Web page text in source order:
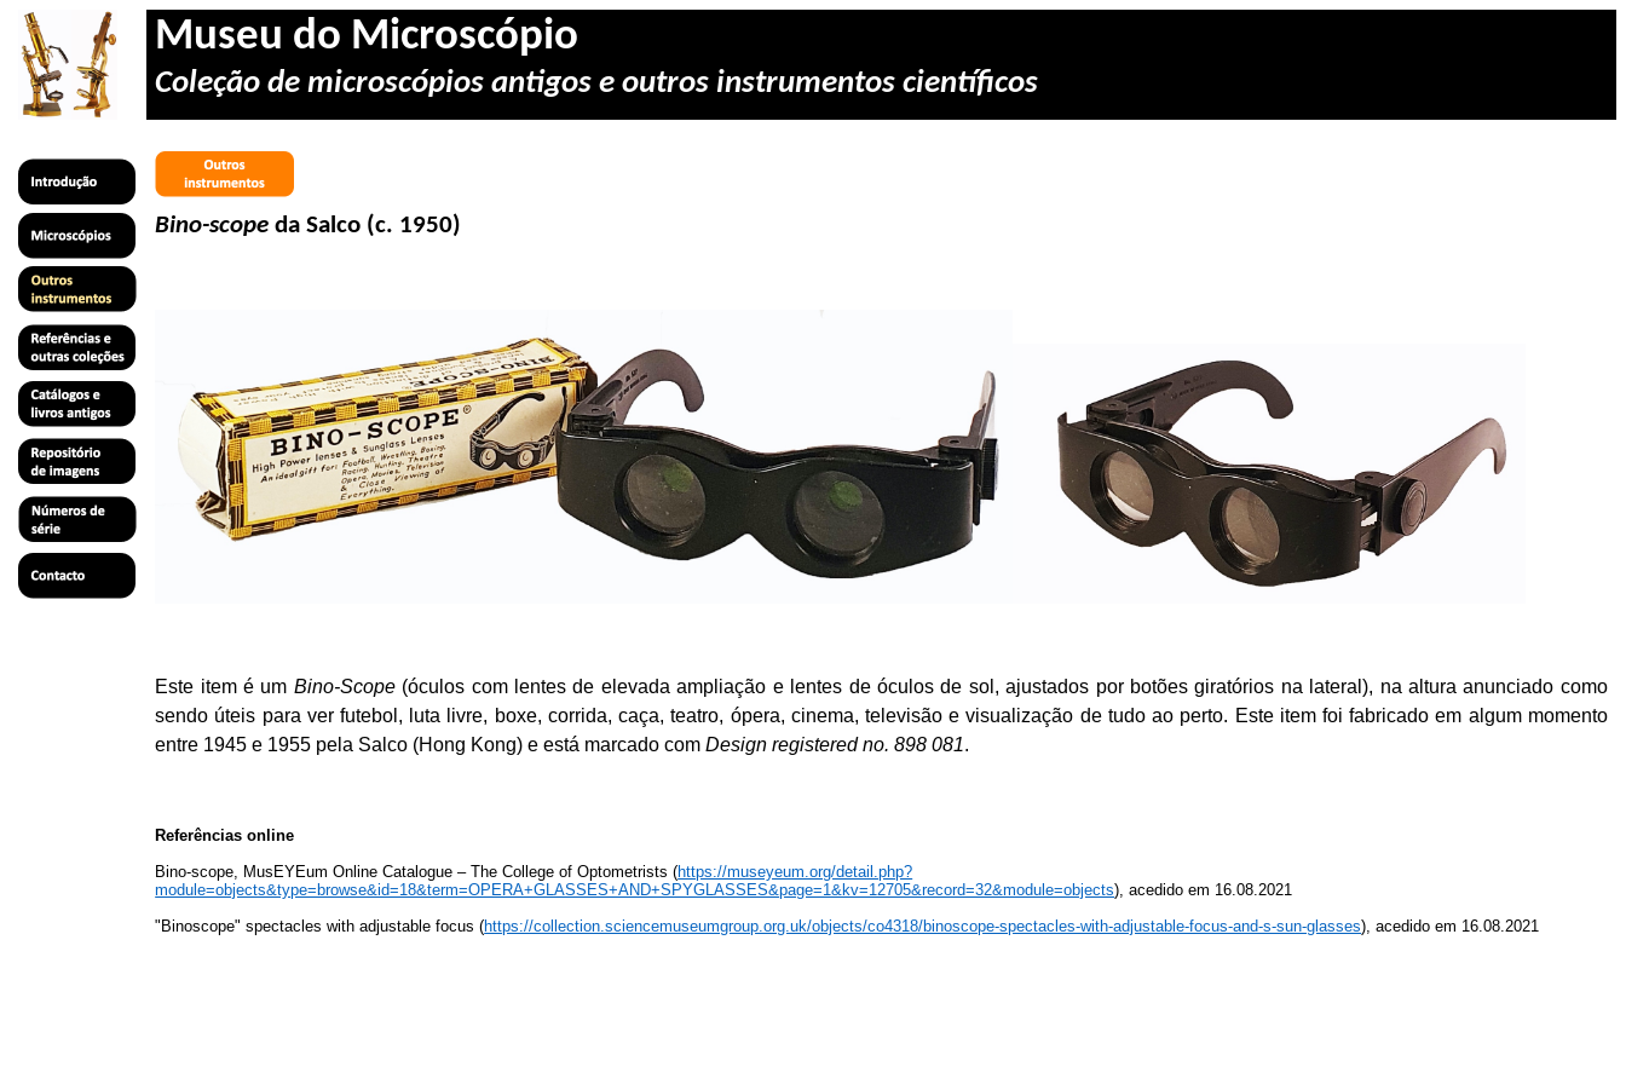
Museu do Microscópio
Coleção de microscópios antigos e outros instrumentos científicos
Bino-scope daSalco (c. 1950)
Este item é um Bino-Scope(óculos com lentes de elevada ampliação e lentes de óculos de sol, ajustados por botões giratórios na lateral), na altura anunciado como
sendo úteis para ver futebol, luta livre, boxe, corrida, caça, teatro, ópera, cinema, televisão e visualização de tudo ao perto. Este item foi fabricado em algum momento
entre 1945 e 1955 pela Salco (Hong Kong) e está marcado comDesignregisteredno. 898 081.
Referências online
Bino-scope,
MusEYEum Online Catalogue – The College of Optometrists (https://museyeum.org/detail.php?
module=objects&type=browse&id=18&term=OPERA+GLASSES+AND+SPYGLASSES&page=1&kv=12705&record=32&module=objects),acedido em 16.08.2021
" Binoscope" spectacles with adjustable focus (https://collection.sciencemuseumgroup.org.uk/objects/co4318/binoscope-spectacles-with-adjustable-focus-and-s-sun-glasses),acedido em 16.08.2021